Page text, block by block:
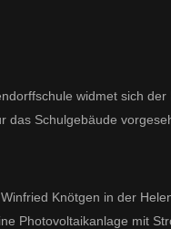
widmet sich
das Schulgebäude
Knötgen in der
Photovoltaikanlage mit